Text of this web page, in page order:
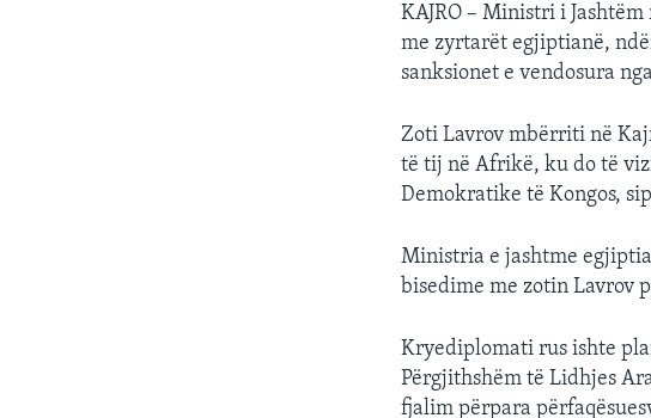
KAJRO – Ministri i
me zyrtarët egjiptianë,
sanksionet e vendosura
Zoti Lavrov mbërriti në
të tij në Afrikë, ku do të
Demokratike të Kongos,
Ministria e jashtme
bisedime me zotin Lavrov
Kryediplomati rus ishte
Përgjithshëm të Lidhjes
fjalim përpara